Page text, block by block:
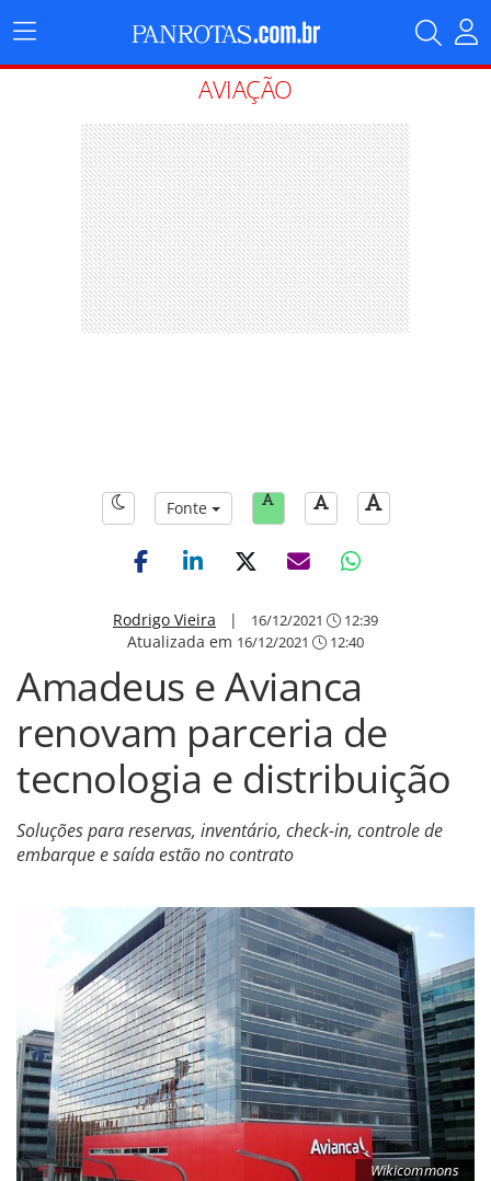
Menu
Principal
AVIAÇÃO
Fonte
Rodrigo Vieira | 16/12/2021 12:39
Atualizada em 16/12/2021 12:40
Amadeus e Avianca
renovam parceria de
tecnologia e distribuição
Soluções para reservas, inventário, check-in, controle de
embarque e saída estão no contrato
Wikicommons